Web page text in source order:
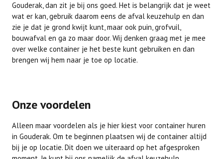
Gouderak, dan zit je bij ons goed. Het is belangrijk dat je weet
wat er kan, gebruik daarom eens de afval keuzehulp en dan
zie je dat je grond kwijt kunt, maar ook puin, grofvuil,
bouwafval en ga zo maar door. Wij denken graag met je mee
over welke container je het beste kunt gebruiken en dan
brengen wij hem naar je toe op locatie.
Onze voordelen
Alleen maar voordelen als je hier kiest voor container huren
in Gouderak. Om te beginnen plaatsen wij de container altijd
bij je op locatie. Dit doen we uiteraard op het afgesproken